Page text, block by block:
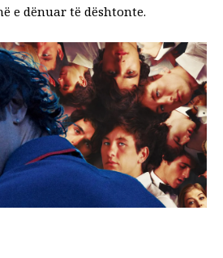
e dënuar të dështonte.